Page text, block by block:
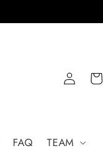
FAQ
TEAM
Log
in
Cart